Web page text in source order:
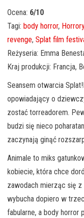
Ocena: 6/10
Tagi: body horror,
revenge, Splat film
Reżyseria: Emma
Kraj produkcji: Francja,
Seansem otwarcia
opowiadający o
zostać torreadorem.
budzi się nieco
zaczynają ginąć
Animale to miks
kobiecie, która chce
zawodach mierząc się
wybucha dopiero w
fabularne, a body